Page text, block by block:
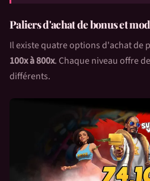
Paliers d'achat de bonus et
Il existe quatre options d'achat de
100x à 800x. Chaque niveau offre
différents.